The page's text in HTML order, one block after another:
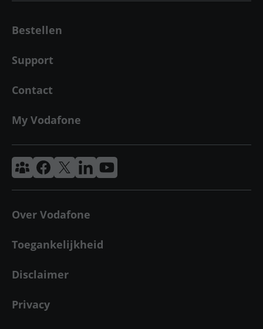
Bestellen
Support
Contact
My Vodafone
Vodafone & Ziggo Community
Vodafone Facebook
Vodafone XVodafoneZiggo LinkedIn
Vodafone YouTube
Over Vodafone
Toegankelijkheid
Disclaimer
Privacy